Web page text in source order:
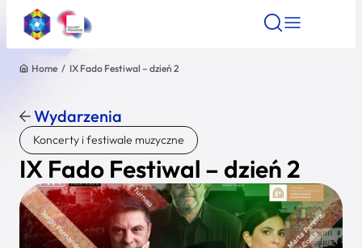
Znajdź atrakcję
Nazwa atrakcji
Miasto
Kategoria
Home / IX Fado Festiwal – dzień 2
Wydarzenia
Koncerty i festiwale muzyczne
IX Fado Festiwal – dzień 2